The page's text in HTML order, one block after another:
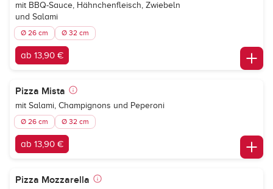
mit BBQ-Sauce, Hähnchenfleisch, Zwiebeln
und Salami
Ø 26 cm Ø 32 cm
ab 13,90 €
Pizza Mista
mit Salami, Champignons und Peperoni
Ø 26 cm Ø 32 cm
ab 13,90 €
Pizza Mozzarella